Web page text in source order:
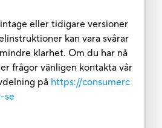
eller tidigare versioner
kan vara svårar
klarhet. Om du har nå
frågor vänligen kontakta vår
på https://consumerc
se